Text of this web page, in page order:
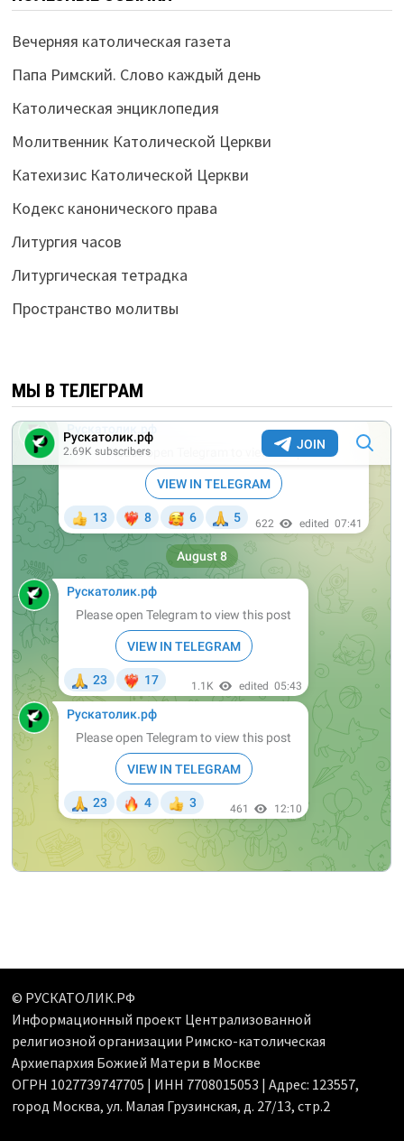
Вечерняя католическая газета
Папа Римский. Слово каждый день
Католическая энциклопедия
Молитвенник Католической Церкви
Катехизис Католической Церкви
Кодекс канонического права
Литургия часов
Литургическая тетрадка
Пространство молитвы
МЫ В ТЕЛЕГРАМ
© РУСКАТОЛИК.РФ
Информационный проект Централизованной
религиозной организации Римско-католическая
Архиепархия Божией Матери в Москве
ОГРН 1027739747705 | ИНН 7708015053 | Адрес: 123557,
город Москва, ул. Малая Грузинская, д. 27/13, стр.2